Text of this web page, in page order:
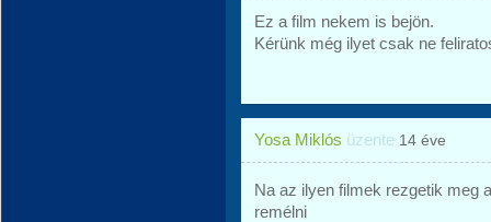
Ez a film nekem is bejön.
Kérünk még ilyet csak ne
Yosa Miklós üzente 14 éve
Na az ilyen filmek rezgetik meg
remélni